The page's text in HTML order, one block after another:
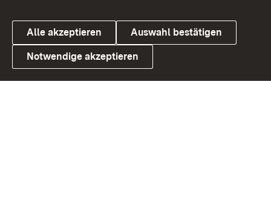
Link zum Landesportal
Alle akzeptieren Auswahl bestätigen
Notwendige akzeptieren